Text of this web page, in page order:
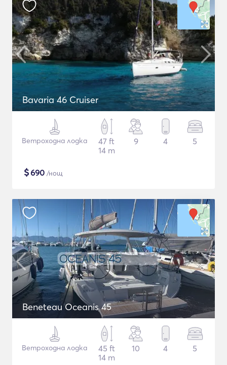
Bavaria 46 Cruiser
Ветроходна лодка
47 ft
14 m
9 4 5
$690 /нощ
Beneteau Oceanis 45
Ветроходна лодка
45 ft
14 m
10 4 5